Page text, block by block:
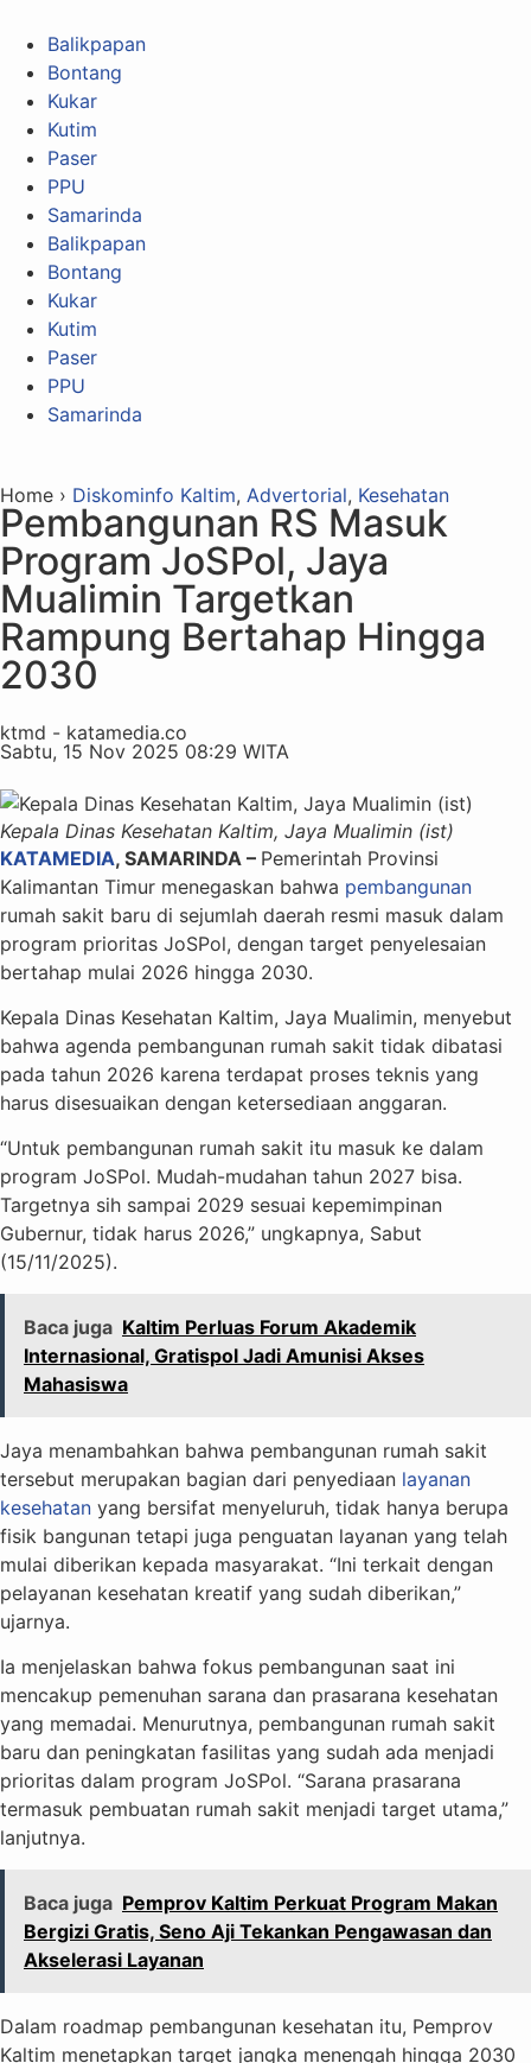
Balikpapan
Bontang
Kukar
Kutim
Paser
PPU
Samarinda
Balikpapan
Bontang
Kukar
Kutim
Paser
PPU
Samarinda
Home › Diskominfo Kaltim, Advertorial, Kesehatan
Pembangunan RS Masuk
Program JoSPol, Jaya
Mualimin Targetkan
Rampung Bertahap Hingga
2030
ktmd - katamedia.co
Sabtu, 15 Nov 2025 08:29 WITA
Kepala Dinas Kesehatan Kaltim, Jaya Mualimin (ist)
KATAMEDIA, SAMARINDA – Pemerintah Provinsi
Kalimantan Timur menegaskan bahwa pembangunan
rumah sakit baru di sejumlah daerah resmi masuk dalam
program prioritas JoSPol, dengan target penyelesaian
bertahap mulai 2026 hingga 2030.
Kepala Dinas Kesehatan Kaltim, Jaya Mualimin, menyebut
bahwa agenda pembangunan rumah sakit tidak dibatasi
pada tahun 2026 karena terdapat proses teknis yang
harus disesuaikan dengan ketersediaan anggaran.
“Untuk pembangunan rumah sakit itu masuk ke dalam
program JoSPol. Mudah-mudahan tahun 2027 bisa.
Targetnya sih sampai 2029 sesuai kepemimpinan
Gubernur, tidak harus 2026,” ungkapnya, Sabut
(15/11/2025).
Baca juga Kaltim Perluas Forum Akademik
Internasional, Gratispol Jadi Amunisi Akses
Mahasiswa
Jaya menambahkan bahwa pembangunan rumah sakit
tersebut merupakan bagian dari penyediaan layanan
kesehatan yang bersifat menyeluruh, tidak hanya berupa
fisik bangunan tetapi juga penguatan layanan yang telah
mulai diberikan kepada masyarakat. “Ini terkait dengan
pelayanan kesehatan kreatif yang sudah diberikan,”
ujarnya.
Ia menjelaskan bahwa fokus pembangunan saat ini
mencakup pemenuhan sarana dan prasarana kesehatan
yang memadai. Menurutnya, pembangunan rumah sakit
baru dan peningkatan fasilitas yang sudah ada menjadi
prioritas dalam program JoSPol. “Sarana prasarana
termasuk pembuatan rumah sakit menjadi target utama,”
lanjutnya.
Baca juga Pemprov Kaltim Perkuat Program Makan
Bergizi Gratis, Seno Aji Tekankan Pengawasan dan
Akselerasi Layanan
Dalam roadmap pembangunan kesehatan itu, Pemprov
Kaltim menetapkan target jangka menengah hingga 2030